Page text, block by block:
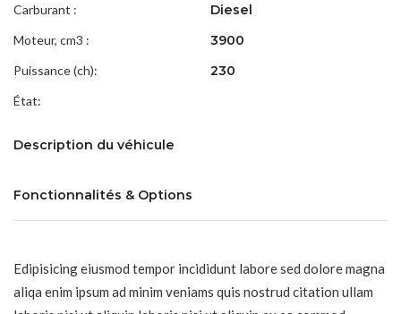
Carburant : Diesel
Moteur, cm3 : 3900
Puissance (ch): 230
État:
Description du véhicule
Fonctionnalités & Options
Edipisicing eiusmod tempor incididunt labore sed dolore magna
aliqa enim ipsum ad minim veniams quis nostrud citation ullam